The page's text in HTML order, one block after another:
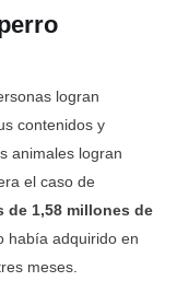
logran
contenidos y
animales logran
el caso de
de 1,58 millones de
había adquirido en
meses.